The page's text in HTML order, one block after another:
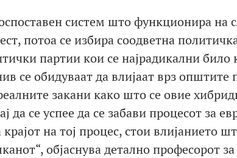
систем што функционира на
потоа се избира соодветна
партии кои се најрадикални било
се обидуваат да влијаат врз
закани како што се овие
да се успее да се забави процесот за
на тој процес, стои влијанието
објаснува детално професорот